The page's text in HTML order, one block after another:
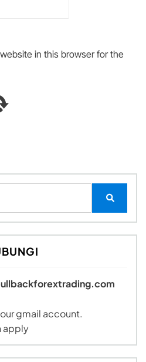
in this browser for the
gmail account.
apply